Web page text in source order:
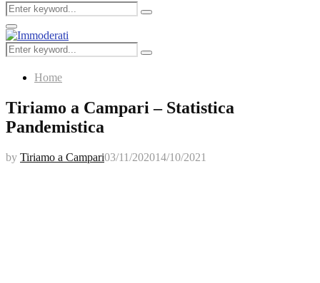
Search
for:
Search
Primary
Menu
Search
for:
Search
Home
Tiriamo a Campari – Statistica
Pandemistica
by Tiriamo a Campari03/11/202014/10/2021